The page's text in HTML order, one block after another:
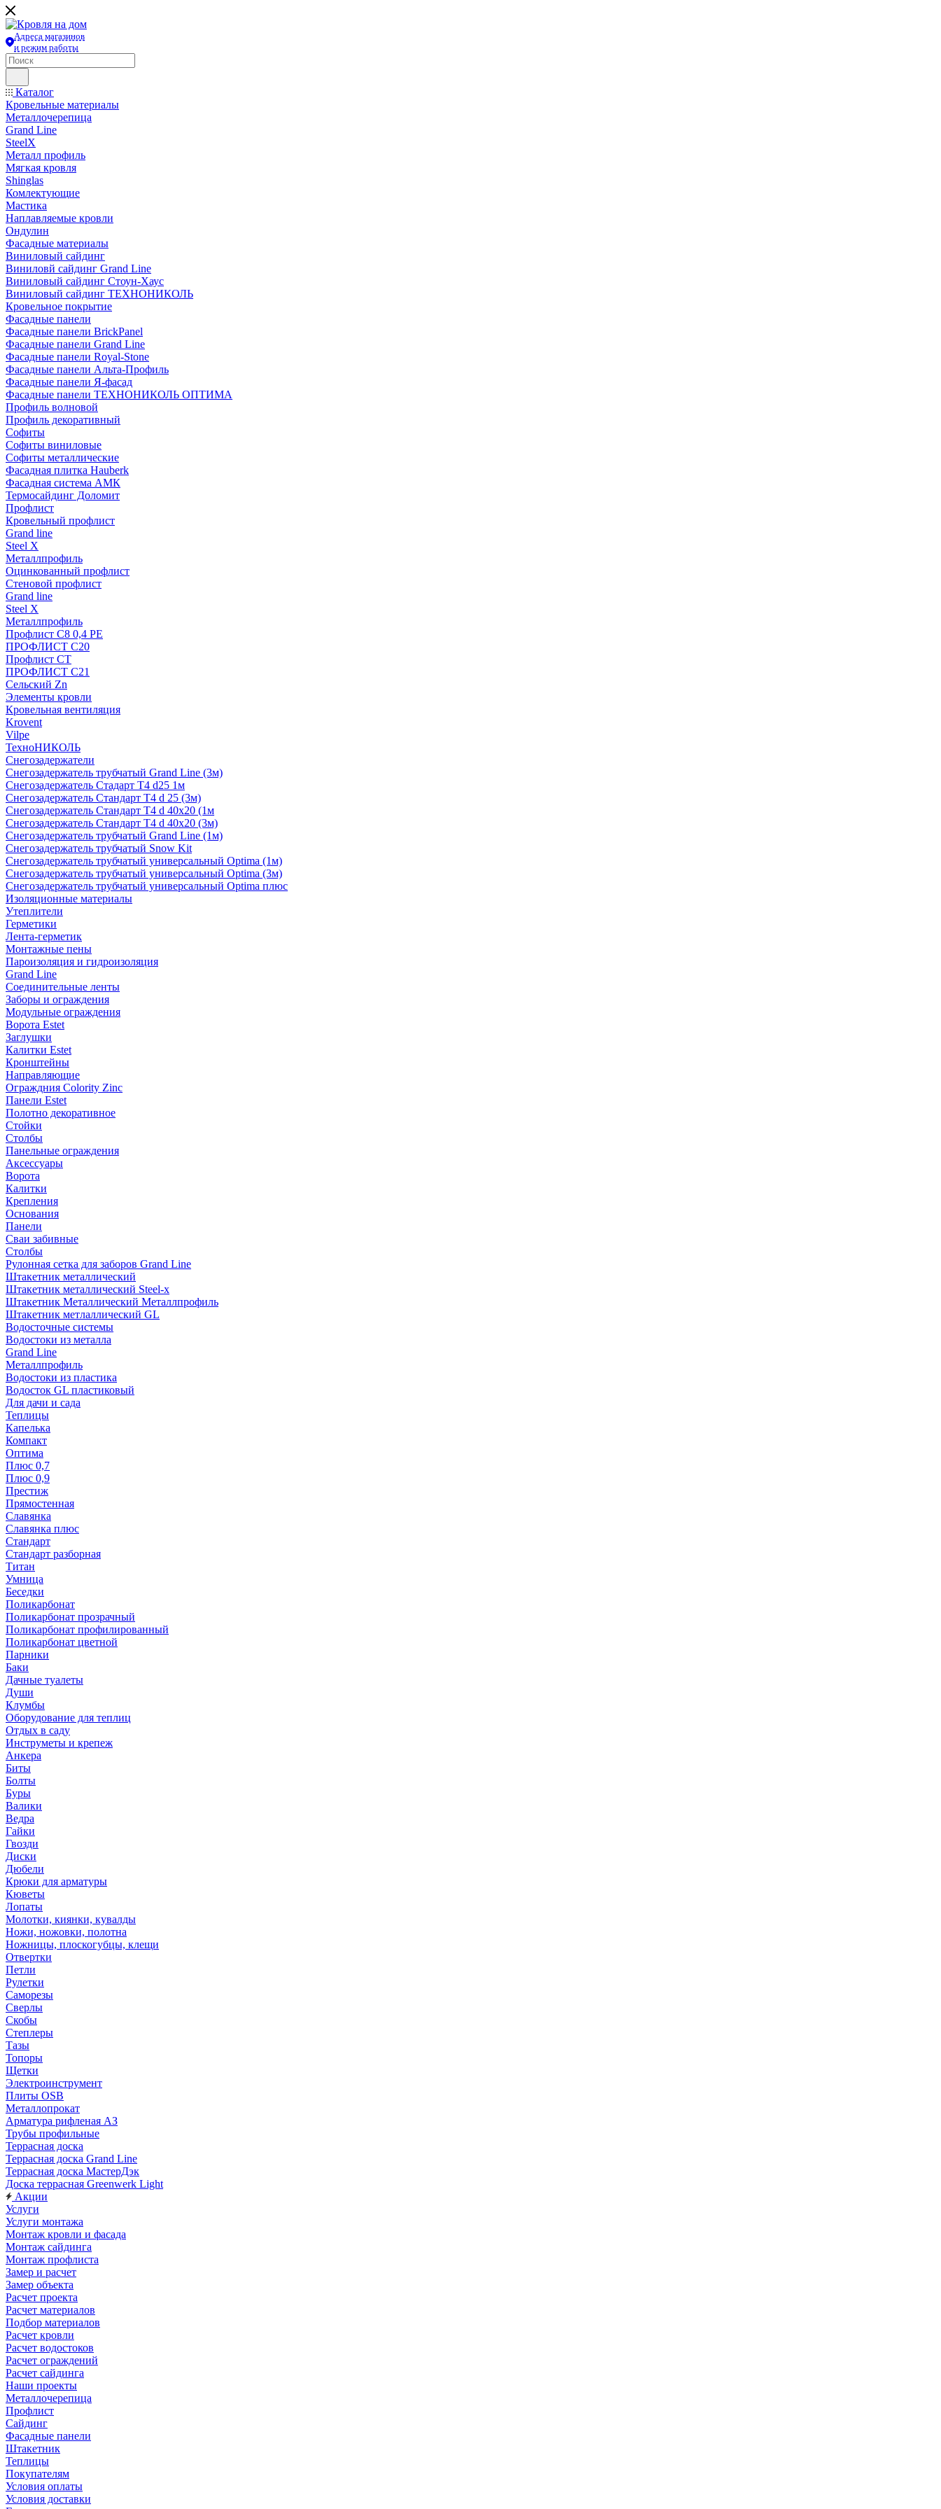
Адреса магазинов
и режим работы
Каталог
Кровельные материалы
Металлочерепица
Grand Line
SteelX
Металл профиль
Мягкая кровля
Shinglas
Комлектующие
Мастика
Наплавляемые кровли
Ондулин
Фасадные материалы
Виниловый сайдинг
Виниловй сайдинг Grand Line
Виниловый сайдинг Стоун-Хаус
Виниловый сайдинг ТЕХНОНИКОЛЬ
Кровельное покрытие
Фасадные панели
Фасадные панели BrickPanel
Фасадные панели Grand Line
Фасадные панели Royal-Stone
Фасадные панели Альта-Профиль
Фасадные панели Я-фасад
Фасадные панели ТЕХНОНИКОЛЬ ОПТИМА
Профиль волновой
Профиль декоративный
Софиты
Софиты виниловые
Софиты металлические
Фасадная плитка Hauberk
Фасадная система АМК
Термосайдинг Доломит
Профлист
Кровельный профлист
Grand line
Steel X
Металлпрофиль
Оцинкованный профлист
Стеновой профлист
Grand line
Steel X
Металлпрофиль
Профлист С8 0,4 РЕ
ПРОФЛИСТ С20
Профлист СТ
ПРОФЛИСТ С21
Сельский Zn
Элементы кровли
Кровельная вентиляция
Krovent
Vilpe
ТехноНИКОЛЬ
Снегозадержатели
Снегозадержатель трубчатый Grand Line (3м)
Снегозадержатель Стадарт Т4 d25 1м
Снегозадержатель Стандарт Т4 d 25 (3м)
Снегозадержатель Стандарт Т4 d 40х20 (1м
Снегозадержатель Стандарт Т4 d 40х20 (3м)
Снегозадержатель трубчатый Grand Line (1м)
Снегозадержатель трубчатый Snow Kit
Снегозадержатель трубчатый универсальный Optima (1м)
Снегозадержатель трубчатый универсальный Optima (3м)
Снегозадержатель трубчатый универсальный Optima плюс
Изоляционные материалы
Утеплители
Герметики
Лента-герметик
Монтажные пены
Пароизоляция и гидроизоляция
Grand Line
Соединительные ленты
Заборы и ограждения
Модульные ограждения
Ворота Estet
Заглушки
Калитки Estet
Кронштейны
Направляющие
Ограждния Colority Zinc
Панели Estet
Полотно декоративное
Стойки
Столбы
Панельные ограждения
Аксессуары
Ворота
Калитки
Крепления
Основания
Панели
Сваи забивные
Столбы
Рулонная сетка для заборов Grand Line
Штакетник металлический
Штакетник металлический Steel-x
Штакетник Металлический Металлпрофиль
Штакетник метлаллический GL
Водосточные системы
Водостоки из металла
Grand Line
Металлпрофиль
Водостоки из пластика
Водосток GL пластиковый
Для дачи и сада
Теплицы
Капелька
Компакт
Оптима
Плюс 0,7
Плюс 0,9
Престиж
Прямостенная
Славянка
Славянка плюс
Стандарт
Стандарт разборная
Титан
Умница
Беседки
Поликарбонат
Поликарбонат прозрачный
Поликарбонат профилированный
Поликарбонат цветной
Парники
Баки
Дачные туалеты
Души
Клумбы
Оборудование для теплиц
Отдых в саду
Инструметы и крепеж
Анкера
Биты
Болты
Буры
Валики
Ведра
Гайки
Гвозди
Диски
Дюбели
Крюки для арматуры
Кюветы
Лопаты
Молотки, киянки, кувалды
Ножи, ножовки, полотна
Ножницы, плоскогубцы, клещи
Отвертки
Петли
Рулетки
Саморезы
Сверлы
Скобы
Степлеры
Тазы
Топоры
Щетки
Электроинструмент
Плиты OSB
Металлопрокат
Арматура рифленая АЗ
Трубы профильные
Террасная доска
Террасная доска Grand Line
Террасная доска МастерДэк
Доска террасная Greenwerk Light
Акции
Услуги
Услуги монтажа
Монтаж кровли и фасада
Монтаж сайдинга
Монтаж профлиста
Замер и расчет
Замер объекта
Расчет проекта
Расчет материалов
Подбор материалов
Расчет кровли
Расчет водостоков
Расчет ограждений
Расчет сайдинга
Наши проекты
Металлочерепица
Профлист
Сайдинг
Фасадные панели
Штакетник
Теплицы
Покупателям
Условия оплаты
Условия доставки